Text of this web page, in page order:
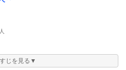
じを見る▼